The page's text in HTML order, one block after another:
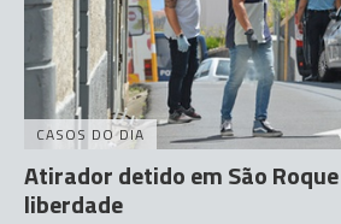
CASOS DO DIA
Atirador detido em São
liberdade